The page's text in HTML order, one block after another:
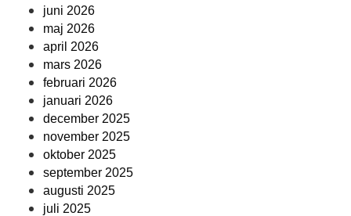
juni 2026
maj 2026
april 2026
mars 2026
februari 2026
januari 2026
december 2025
november 2025
oktober 2025
september 2025
augusti 2025
juli 2025